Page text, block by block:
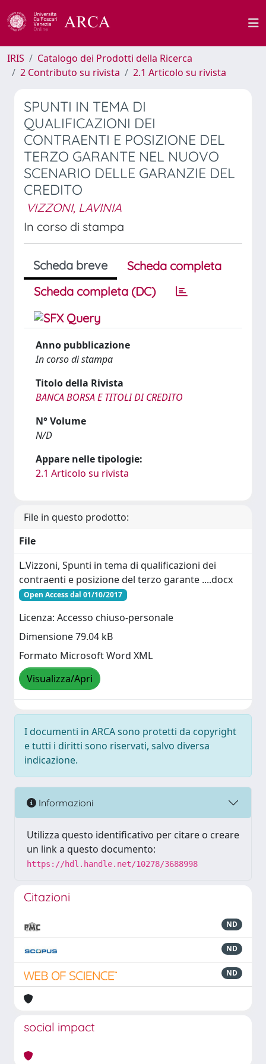
IRIS
Catalogo dei Prodotti della Ricerca
2 Contributo su rivista
2.1 Articolo su rivista
SPUNTI IN TEMA DI
QUALIFICAZIONI DEI
CONTRAENTI E POSIZIONE DEL
TERZO GARANTE NEL NUOVO
SCENARIO DELLE GARANZIE DEL
CREDITO
VIZZONI, LAVINIA
In corso di stampa
Scheda breve
Scheda completa
Scheda completa (DC)
Anno pubblicazione
In corso di stampa
Titolo della Rivista
BANCA BORSA E TITOLI DI CREDITO
N° Volume
N/D
Appare nelle tipologie:
2.1 Articolo su rivista
File in questo prodotto:
File
L.Vizzoni, Spunti in tema di qualificazioni dei
contraenti e posizione del terzo garante ....docx
Open Access dal 01/10/2017
Licenza: Accesso chiuso-personale
Dimensione 79.04 kB
Formato Microsoft Word XML
Visualizza/Apri
I documenti in ARCA sono protetti da copyright
e tutti i diritti sono riservati, salvo diversa
indicazione.
Informazioni
Utilizza questo identificativo per citare o creare
un link a questo documento:
https://hdl.handle.net/10278/3688998
Citazioni
ND
ND
ND
social impact